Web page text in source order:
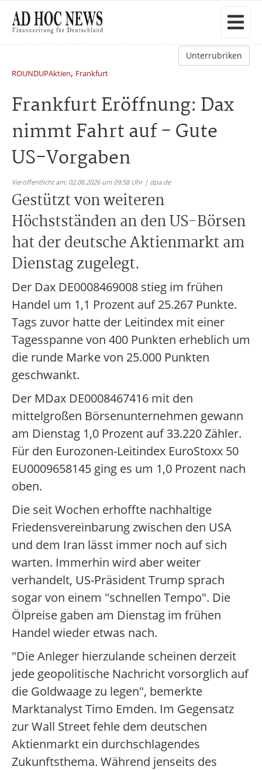
Unterrubriken
ROUNDUPAktien, Frankfurt
Frankfurt Eröffnung: Dax
nimmt Fahrt auf - Gute
US-Vorgaben
Veröffentlicht am: 02.06.2026 um 09:58 Uhr | dpa.de
Gestützt von weiteren
Höchstständen an den US-Börsen
hat der deutsche Aktienmarkt am
Dienstag zugelegt.
Der Dax DE0008469008 stieg im frühen
Handel um 1,1 Prozent auf 25.267 Punkte.
Tags zuvor hatte der Leitindex mit einer
Tagesspanne von 400 Punkten erheblich um
die runde Marke von 25.000 Punkten
geschwankt.
Der MDax DE0008467416 mit den
mittelgroßen Börsenunternehmen gewann
am Dienstag 1,0 Prozent auf 33.220 Zähler.
Für den Eurozonen-Leitindex EuroStoxx 50
EU0009658145 ging es um 1,0 Prozent nach
oben.
Die seit Wochen erhoffte nachhaltige
Friedensvereinbarung zwischen den USA
und dem Iran lässt immer noch auf sich
warten. Immerhin wird aber weiter
verhandelt, US-Präsident Trump sprach
sogar von einem "schnellen Tempo". Die
Ölpreise gaben am Dienstag im frühen
Handel wieder etwas nach.
"Die Anleger hierzulande scheinen derzeit
jede geopolitische Nachricht vorsorglich auf
die Goldwaage zu legen", bemerkte
Marktanalyst Timo Emden. Im Gegensatz
zur Wall Street fehle dem deutschen
Aktienmarkt ein durchschlagendes
Zukunftsthema. Während jenseits des